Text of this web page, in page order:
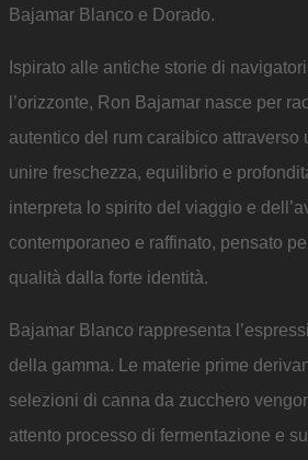
Bajamar Blanco e Dorado.
Ispirato alle antiche storie di
l’orizzonte, Ron Bajamar nasce per
autentico del rum caraibico attraverso
unire freschezza, equilibrio e
interpreta lo spirito del viaggio e
contemporaneo e raffinato, pensato
qualità dalla forte identità.
Bajamar Blanco rappresenta
della gamma. Le materie prime
selezioni di canna da zucchero
attento processo di fermentazione e